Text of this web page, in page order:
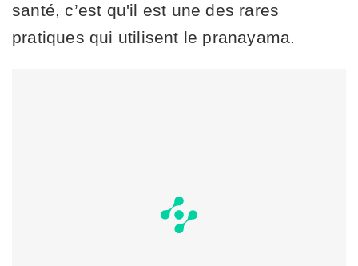
santé, c’est qu'il est une des rares
pratiques qui utilisent le pranayama.